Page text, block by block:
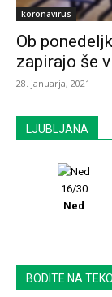
koronavirus
Ob
zapirajo še
28. januarja, 2021
LJUBLJANA
16/30
Ned
BODITE NA